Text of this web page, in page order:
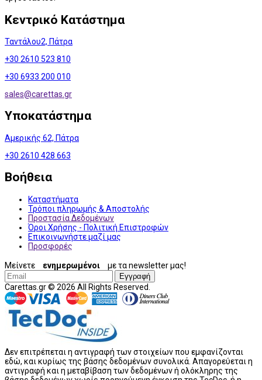
Κεντρικό Κατάστημα
Ταντάλου2, Πάτρα
+30 2610 523 810
+30 6933 200 010
sales@carettas.gr
Υποκατάστημα
Αμερικής 62, Πάτρα
+30 2610 428 663
Βοήθεια
Καταστήματα
Τρόποι πληρωμής & Αποστολής
Προστασία Δεδομένων
Όροι Χρήσης - Πολιτική Επιστροφών
Επικοινωνήστε μαζί μας
Προσφορές
Μείνετε ενημερωμένοι με τα newsletter μας!
Εγγραφή
Carettas.gr © 2026 All Rights Reserved.
Δεν επιτρέπεται η αντιγραφή των στοιχείων που εμφανίζονται
εδώ, και κυρίως της βάσης δεδομένων συνολικά. Απαγορεύεται η
αντιγραφή και η μεταβίβαση των δεδομένων ή ολόκληρης της